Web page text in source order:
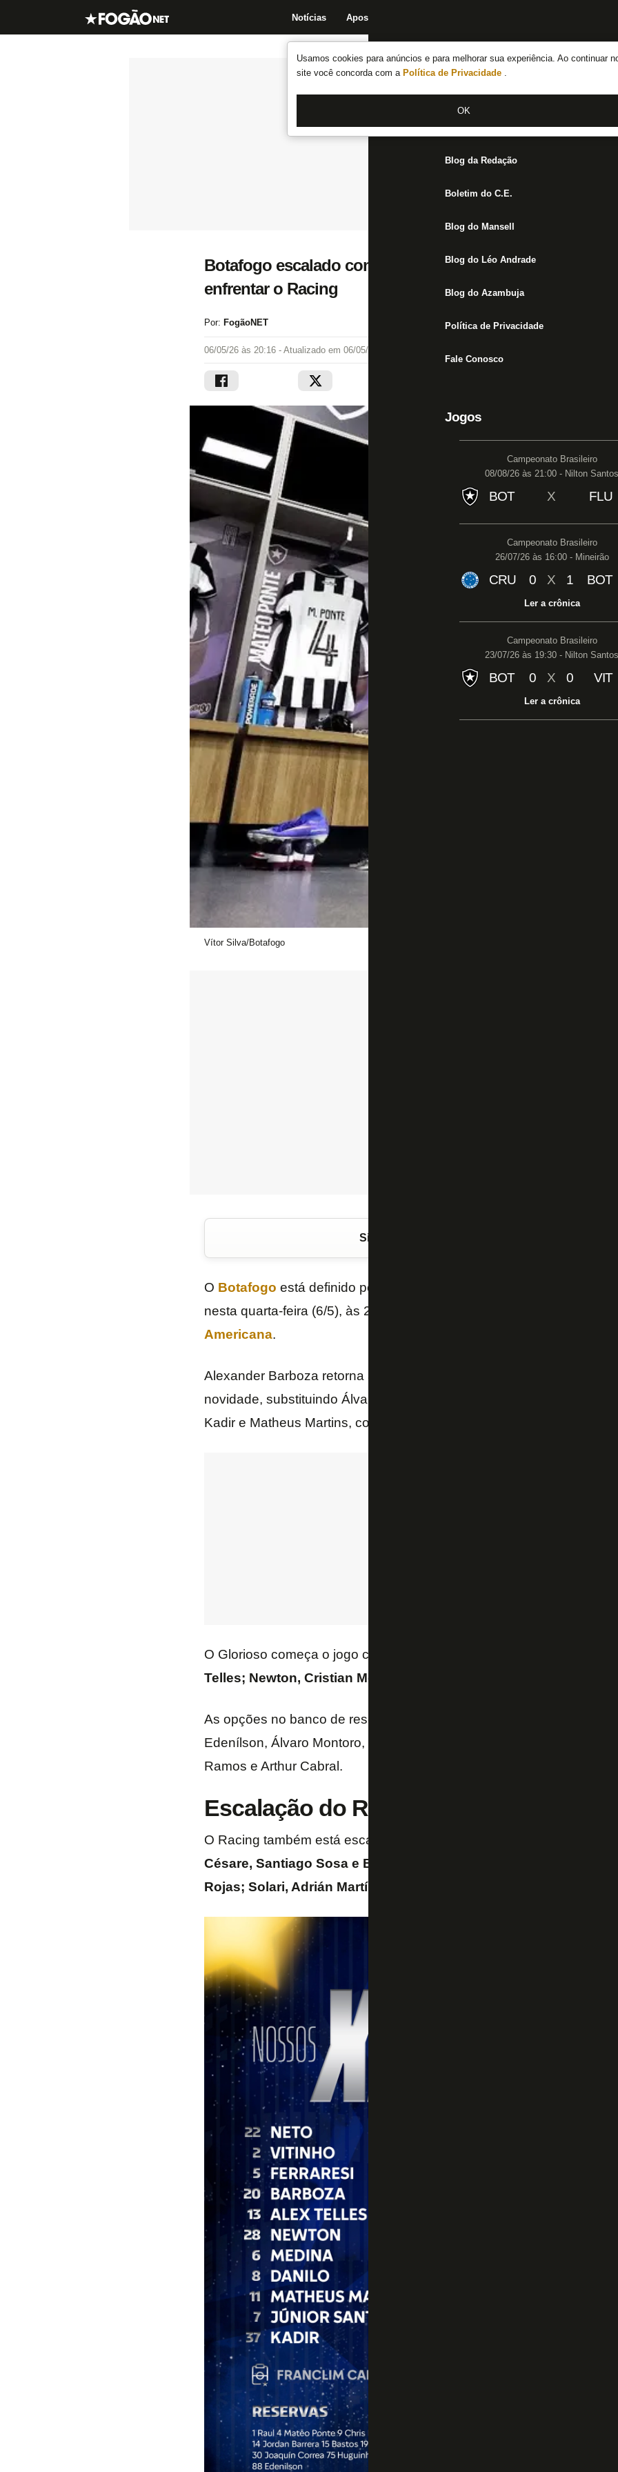
Usamos cookies para anúncios e para melhorar sua experiência. Ao continuar
site você concorda com a Política de Privacidade .
OK
Notícias Apostas
Notícias do Botafogo
Fórum
Jogos
Blog da Redação
Boletim do C.E.
Blog do Mansell
Blog do Léo Andrade
Blog do Azambuja
Política de Privacidade
Fale Conosco
Jogos
Campeonato Brasileiro
08/08/26 às 21:00 - Nilton Santos
BOT X FLU
Campeonato Brasileiro
26/07/26 às 16:00 - Mineirão
CRU 0 X 1 BOT
Ler a crônica
Campeonato Brasileiro
23/07/26 às 19:30 - Nilton Santos
BOT 0 X 0 VIT
Ler a crônica
Botafogo escalado com Barboza, Newton, Júnior
enfrentar o Racing
Por: FogãoNET
06/05/26 às 20:16 - Atualizado em 06/05/26 às 22:28
Vítor Silva/Botafogo
Siga o FogãoNET
O Botafogo está definido por
nesta quarta-feira (6/5), às 21h30, no Estádio Nilton Santos, pela
Americana.
Alexander Barboza retorna ao time no lugar de Bastos, e Newton é a
novidade, substituindo Álvaro Montoro. No ataque, Júnior Santos
Kadir e Matheus Martins, com Arthur Cabral ficando como opção no
O Glorioso começa o jogo com
Telles; Newton, Cristian Medina e Danilo; Júnior Santos, Kadir e
As opções no banco de reservas são Raul, Mateo Ponte, Bastos,
Edenílson, Álvaro Montoro, Jordan Barrera, Lucas Villalba, Joaquín
Ramos e Arthur Cabral.
Escalação do Racing
O Racing também está escalado pelo técnico
Césare, Santiago Sosa e Basso; Martirena, Baltasar Rodríguez,
Rojas; Solari, Adrián Martínez e